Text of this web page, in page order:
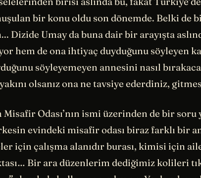
bir konu oldu son dönemde. Belki de
Dizide Umay da buna dair bir arayışta
hem de ona ihtiyaç duyduğunu söyleyen
söyleyemeyen annesini nasıl
olsanız ona ne tavsiye ederdiniz,
Misafir Odası’nın ismi üzerinden de bir
evindeki misafir odası biraz farklı bir
için çalışma alanıdır burası, kimisi için
Bir ara düzenlerim dediğimiz kolileri